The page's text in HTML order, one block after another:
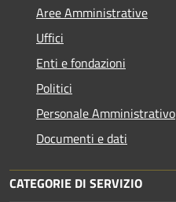
Aree Amministrative
Uffici
Enti e fondazioni
Politici
Personale Amministrativo
Documenti e dati
CATEGORIE DI SERVIZIO